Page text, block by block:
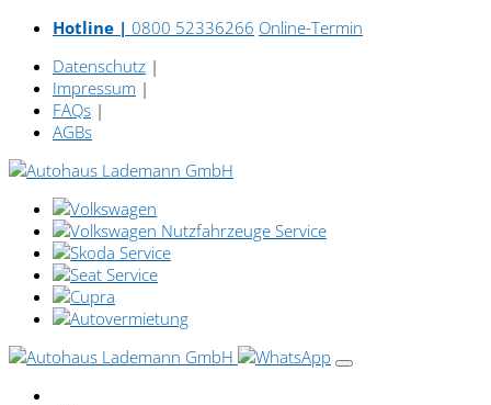
Hotline | 0800 52336266 Online-Termin
Datenschutz |
Impressum |
FAQs |
AGBs